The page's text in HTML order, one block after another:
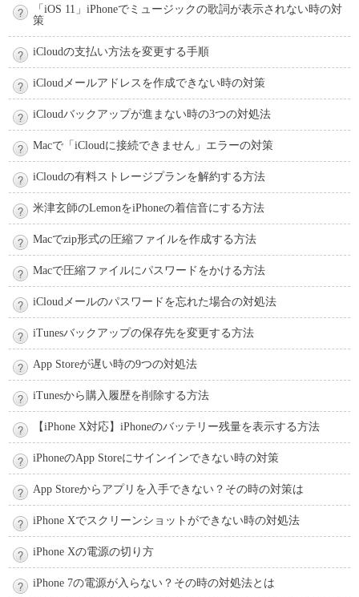
「iOS 11」iPhoneでミュージックの歌詞が表示されない時の対
策
iCloudの支払い方法を変更する手順
iCloudメールアドレスを作成できない時の対策
iCloudバックアップが進まない時の3つの対処法
Macで「iCloudに接続できません」エラーの対策
iCloudの有料ストレージプランを解約する方法
米津玄師のLemonをiPhoneの着信音にする方法
Macでzip形式の圧縮ファイルを作成する方法
Macで圧縮ファイルにパスワードをかける方法
iCloudメールのパスワードを忘れた場合の対処法
iTunesバックアップの保存先を変更する方法
App Storeが遅い時の9つの対処法
iTunesから購入履歴を削除する方法
【iPhone X対応】iPhoneのバッテリー残量を表示する方法
iPhoneのApp Storeにサインインできない時の対策
App Storeからアプリを入手できない？その時の対策は
iPhone Xでスクリーンショットができない時の対処法
iPhone Xの電源の切り方
iPhone 7の電源が入らない？その時の対処法とは